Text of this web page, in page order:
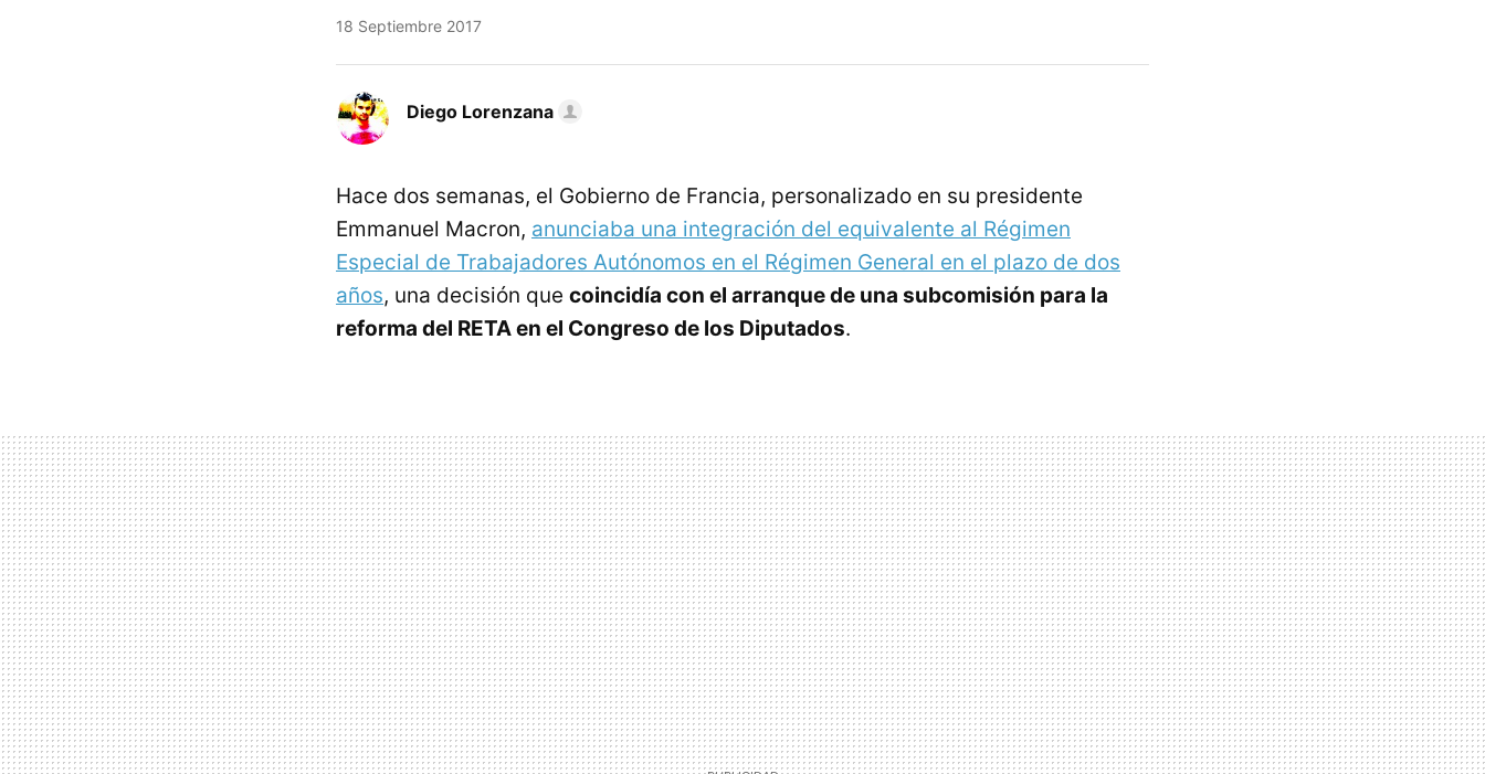
18 Septiembre 2017
Diego Lorenzana
Hace dos semanas, el Gobierno de Francia, personalizado en su presidente
Emmanuel Macron, anunciaba una integración del equivalente al Régimen
Especial de Trabajadores Autónomos en el Régimen General en el plazo de dos
años, una decisión que coincidía con el arranque de una subcomisión para la
reforma del RETA en el Congreso de los Diputados.